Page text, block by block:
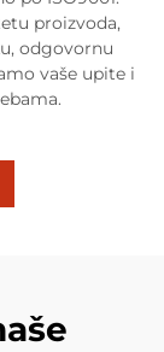
proizvoda,
odgovornu
vaše upite i